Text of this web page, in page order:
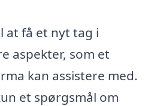
at få et nyt tag i
aspekter, som et
kan assistere med.
et spørgsmål om